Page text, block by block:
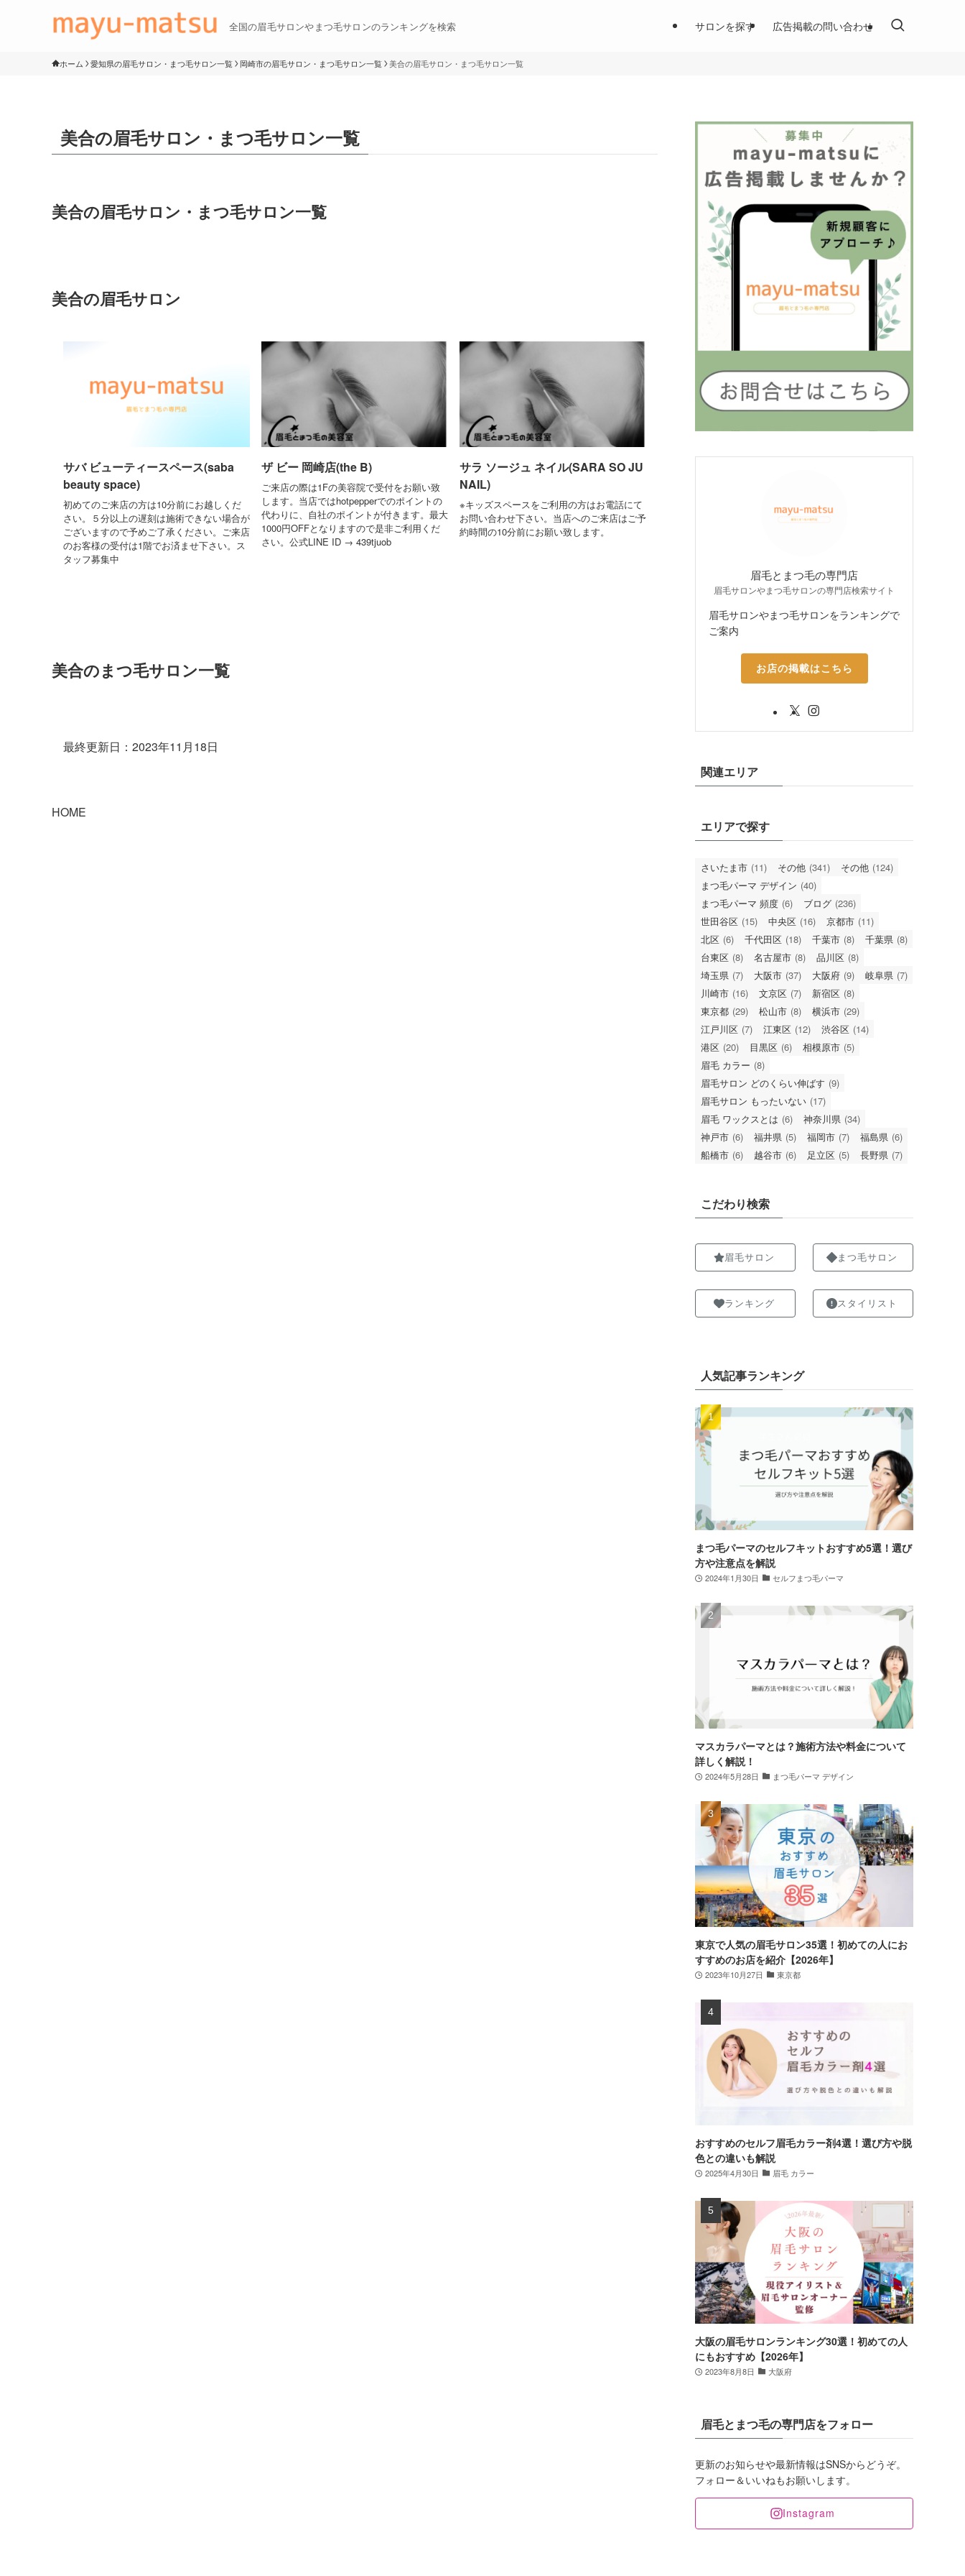
全国の眉毛サロンやまつ毛サロンのランキングを検索 サロンを探す 広告掲載の問い合わせ
ホーム 愛知県の眉毛サロン・まつ毛サロン一覧 岡崎市の眉毛サロン・まつ毛サロン一覧 美合の眉毛サロン・まつ毛サロン一覧
美合の眉毛サロン・まつ毛サロン一覧
美合の眉毛サロン・まつ毛サロン一覧
美合の眉毛サロン
サバ ビューティースペース(saba
beauty space)
初めてのご来店の方は10分前にお越しくだ
さい。５分以上の遅刻は施術できない場合が
ございますので予めご了承ください。ご来店
のお客様の受付は1階でお済ませ下さい。ス
タッフ募集中
ザ ビー 岡崎店(the B)
ご来店の際は1Fの美容院で受付をお願い致
します。当店ではhotpepperでのポイントの
代わりに、自社のポイントが付きます。最大
1000円OFFとなりますので是非ご利用くだ
さい。公式LINE ID → 439tjuob
サラ ソージュ ネイル(SARA SO JU
NAIL)
※キッズスペースをご利用の方はお電話にて
お問い合わせ下さい。当店へのご来店はご予
約時間の10分前にお願い致します。
美合のまつ毛サロン一覧
最終更新日：2023年11月18日
HOME
眉毛とまつ毛の専門店
眉毛サロンやまつ毛サロンの専門店検索サイト
眉毛サロンやまつ毛サロンをランキングで
ご案内
お店の掲載はこちら
関連エリア
エリアで探す
さいたま市 (11) その他 (341) その他 (124)
まつ毛パーマ デザイン (40)
まつ毛パーマ 頻度 (6) ブログ (236)
世田谷区 (15) 中央区 (16) 京都市 (11)
北区 (6) 千代田区 (18) 千葉市 (8) 千葉県 (8)
台東区 (8) 名古屋市 (8) 品川区 (8)
埼玉県 (7) 大阪市 (37) 大阪府 (9) 岐阜県 (7)
川崎市 (16) 文京区 (7) 新宿区 (8)
東京都 (29) 松山市 (8) 横浜市 (29)
江戸川区 (7) 江東区 (12) 渋谷区 (14)
港区 (20) 目黒区 (6) 相模原市 (5)
眉毛 カラー (8)
眉毛サロン どのくらい伸ばす (9)
眉毛サロン もったいない (17)
眉毛 ワックスとは (6) 神奈川県 (34)
神戸市 (6) 福井県 (5) 福岡市 (7) 福島県 (6)
船橋市 (6) 越谷市 (6) 足立区 (5) 長野県 (7)
こだわり検索
眉毛サロン
ランキング
まつ毛サロン
スタイリスト
人気記事ランキング
まつ毛パーマのセルフキットおすすめ5選！選び
方や注意点を解説
2024年1月30日 セルフまつ毛パーマ
マスカラパーマとは？施術方法や料金について
詳しく解説！
2024年5月28日 まつ毛パーマ デザイン
東京で人気の眉毛サロン35選！初めての人にお
すすめのお店を紹介【2026年】
2023年10月27日 東京都
おすすめのセルフ眉毛カラー剤4選！選び方や脱
色との違いも解説
2025年4月30日 眉毛 カラー
大阪の眉毛サロンランキング30選！初めての人
にもおすすめ【2026年】
2023年8月8日 大阪府
眉毛とまつ毛の専門店をフォロー
更新のお知らせや最新情報はSNSからどうぞ。
フォロー＆いいねもお願いします。
Instagram